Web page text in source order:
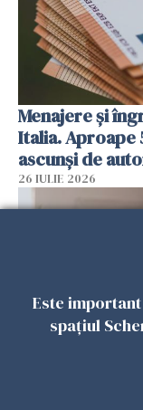
Menajere și
Italia. Aproape
ascunși de
26 IULIE 2026
Este
spațiul